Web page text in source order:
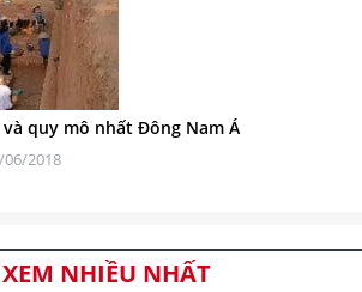
quy mô nhất Đông Nam Á
2018
NHIỀU NHẤT